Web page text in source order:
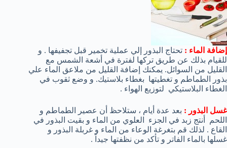
إضافة الماء : تحتاج البذور إلي عملية تخمير قبل تجفيفها . و
للقيام بذلك عن طريق تركها لفترة في أشعة الشمس مع
القليل من السوائل. يمكنك إضافة القليل من ملاعق الماء علي
بذور الطماطم و تغطيتها بغطاء بلاستيك. و وضع ثقوب في
الغطاء البلاستيكي لتوزيع الهواء .
غسل البذور : بعد عدة أيام ، ستلاحظ أن عصير الطماطم و
اللحم أنتج زبد في الجزء العلوي من الماء و بقيت البذور في
القاع . لذلك قم بتغرغة الوعاء من الماء و غربلة البذور و
غسلها بالماء الفاتر و تأكد من نظفتها جيداً .